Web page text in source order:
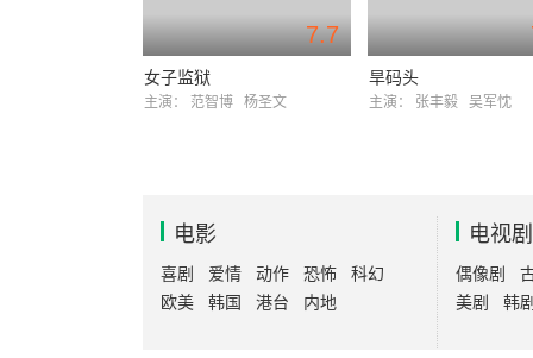
7.7
女子监狱
主演： 范智博 杨圣文
旱码头
主演： 张丰毅 吴军忱
电影
喜剧 爱情 动作 恐怖
科幻
欧美
韩国 港台 内地
电视剧
偶像剧
美剧
韩